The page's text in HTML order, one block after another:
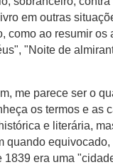
em outras
como ao resumir os
"Noite de
me parece ser o
os termos e as
e literária,
quando equivocado,
era uma